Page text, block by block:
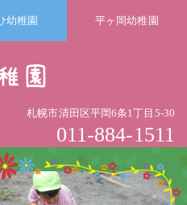
幼稚園 平ヶ岡幼稚園
札幌市清田区平岡6条1丁目5-30
011-884-1511